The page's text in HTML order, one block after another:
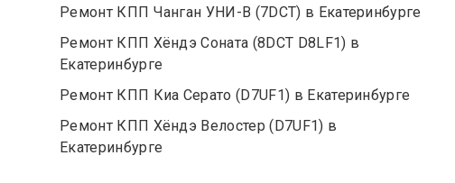
Ремонт КПП Чанган УНИ-В (7DCT) в Екатеринбурге
Ремонт КПП Хёндэ Соната (8DCT D8LF1) в
Екатеринбурге
Ремонт КПП Киа Серато (D7UF1) в Екатеринбурге
Ремонт КПП Хёндэ Велостер (D7UF1) в
Екатеринбурге